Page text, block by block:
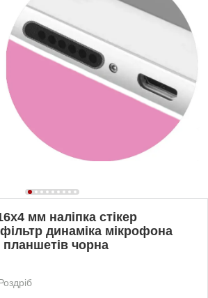
мм наліпка стікер
динаміка мікрофона
чорна